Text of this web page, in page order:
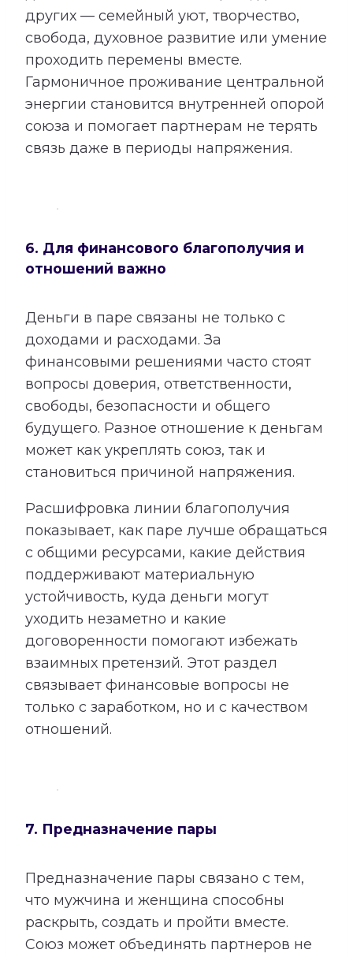
других — семейный уют, творчество,
свобода, духовное развитие или умение
проходить перемены вместе.
Гармоничное проживание центральной
энергии становится внутренней опорой
союза и помогает партнерам не терять
связь даже в периоды напряжения.
6. Для финансового благополучия и
отношений важно
Деньги в паре связаны не только с
доходами и расходами. За
финансовыми решениями часто стоят
вопросы доверия, ответственности,
свободы, безопасности и общего
будущего. Разное отношение к деньгам
может как укреплять союз, так и
становиться причиной напряжения.
Расшифровка линии благополучия
показывает, как паре лучше обращаться
с общими ресурсами, какие действия
поддерживают материальную
устойчивость, куда деньги могут
уходить незаметно и какие
договоренности помогают избежать
взаимных претензий. Этот раздел
связывает финансовые вопросы не
только с заработком, но и с качеством
отношений.
7. Предназначение пары
Предназначение пары связано с тем,
что мужчина и женщина способны
раскрыть, создать и пройти вместе.
Союз может объединять партнеров не